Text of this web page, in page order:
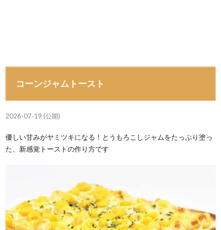
コーンジャムトースト
2026-07-19 (公開)
優しい甘みがヤミツキになる！とうもろこしジャムをたっぷり塗っ
た、新感覚トーストの作り方です